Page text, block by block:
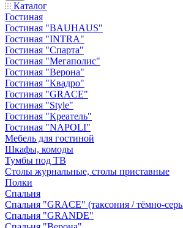
Каталог
Гостиная
Гостиная "BAUHAUS"
Гостиная "INTRA"
Гостиная "Спарта"
Гостиная "Мегаполис"
Гостиная "Верона"
Гостиная "Квадро"
Гостиная "GRACE"
Гостиная "Style"
Гостиная "Креатель"
Гостиная "NAPOLI"
Мебель для гостиной
Шкафы, комоды
Тумбы под ТВ
Столы журнальные, столы приставные
Полки
Спальня
Спальня "GRACE" (таксония / тёмно-
Спальня "GRANDE"